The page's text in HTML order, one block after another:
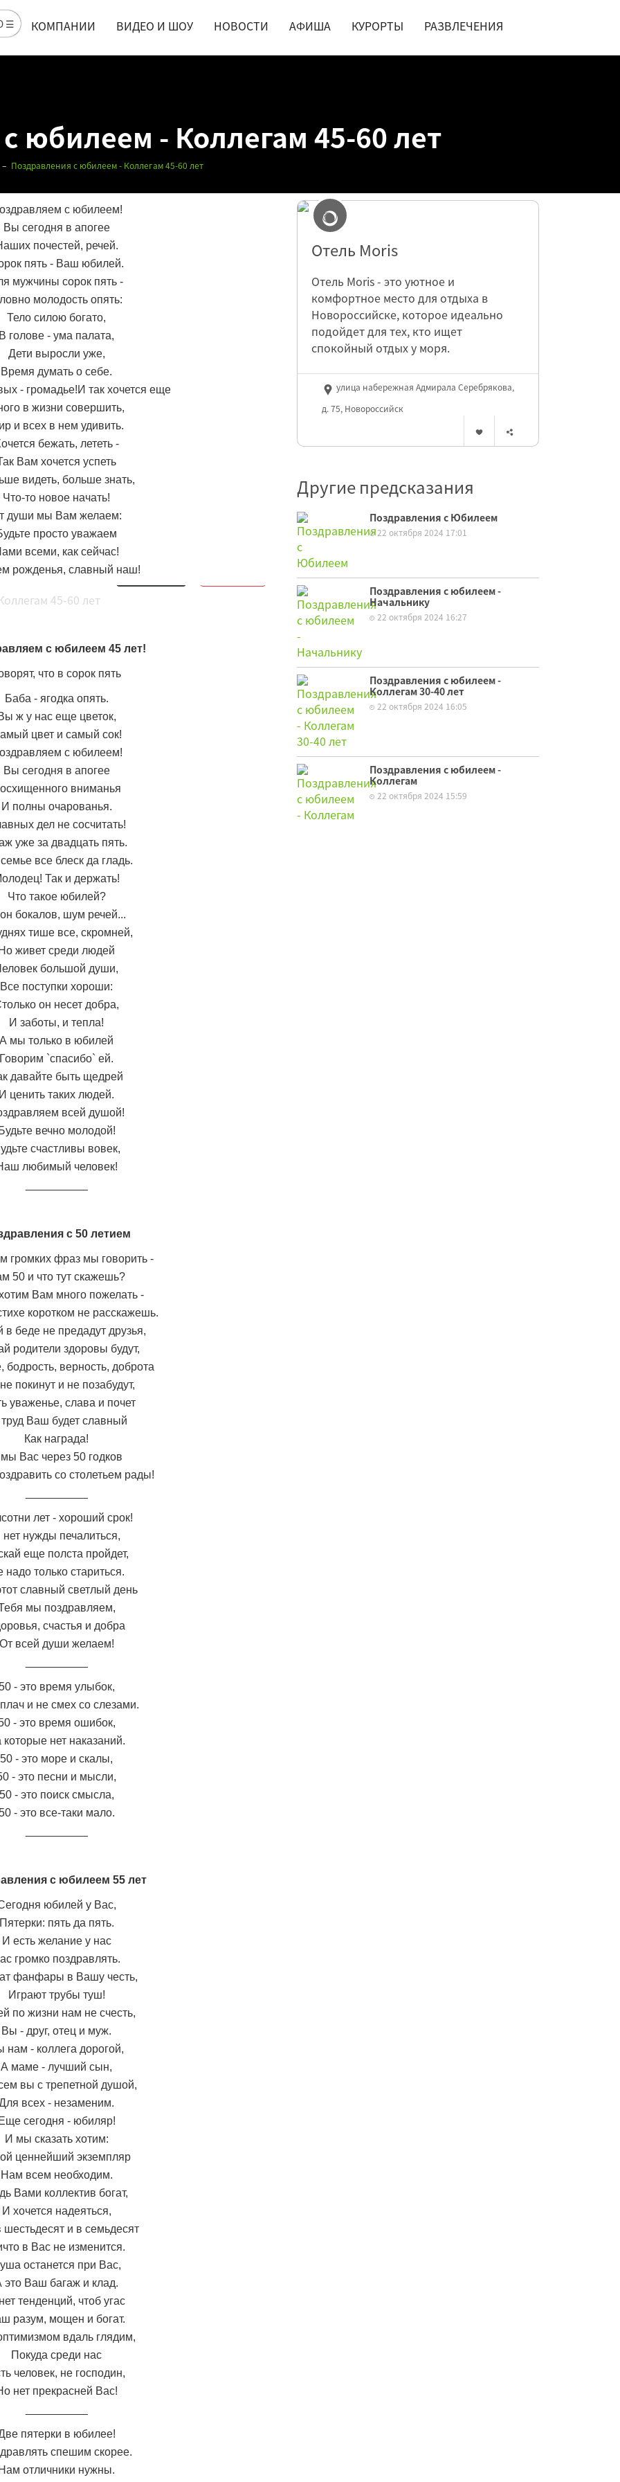
☰ КОМПАНИИ ВИДЕО И ШОУ НОВОСТИ АФИША КУРОРТЫ РАЗВЛЕЧЕНИЯ
юбилеем - Коллегам 45-60 лет
Поздравления с юбилеем - Коллегам 45-60 лет
с юбилеем!
Вы сегодня в апогее
почестей, речей.
пять - Ваш юбилей.
мужчины сорок пять -
молодость опять:
Тело силою богато,
В голове - ума палата,
Дети выросли уже,
Время думать о себе.
- громадье!И так хочется еще
в жизни совершить,
и всех в нем удивить.
бежать, лететь -
Вам хочется успеть
видеть, больше знать,
Что-то новое начать!
души мы Вам желаем:
просто уважаем
всеми, как сейчас!
рожденья, славный наш!
Обсудить
с юбилеем 45 лет!
что в сорок пять
Баба - ягодка опять.
ж у нас еще цветок,
цвет и самый сок!
с юбилеем!
Вы сегодня в апогее
вниманья
И полны очарованья.
дел не сосчитать!
уже за двадцать пять.
все блеск да гладь.
Так и держать!
Что такое юбилей?
бокалов, шум речей...
тише все, скромней,
Но живет среди людей
большой души,
Все поступки хороши:
он несет добра,
И заботы, и тепла!
А мы только в юбилей
Говорим `спасибо` ей.
давайте быть щедрей
И ценить таких людей.
всей душой!
Будьте вечно молодой!
счастливы вовек,
любимый человек!
с 50 летием
громких фраз мы говорить -
50 и что тут скажешь?
Вам много пожелать -
коротком не расскажешь.
в беде не предадут друзья,
родители здоровы будут,
бодрость, верность, доброта
покинут и не позабудут,
уваженье, слава и почет
Ваш будет славный
Как награда!
Вас через 50 годков
со столетьем рады!
лет - хороший срок!
нет нужды печалиться,
еще полста пройдет,
надо только стариться.
славный светлый день
мы поздравляем,
счастья и добра
От всей души желаем!
- это время улыбок,
и не смех со слезами.
- это время ошибок,
которые нет наказаний.
50 - это море и скалы,
- это песни и мысли,
50 - это поиск смысла,
- это все-таки мало.
с юбилеем 55 лет
юбилей у Вас,
Пятерки: пять да пять.
И есть желание у нас
громко поздравлять.
фанфары в Вашу честь,
Играют трубы туш!
по жизни нам не счесть,
Вы - друг, отец и муж.
нам - коллега дорогой,
А маме - лучший сын,
вы с трепетной душой,
всех - незаменим.
Еще сегодня - юбиляр!
И мы сказать хотим:
ценнейший экземпляр
Нам всем необходим.
Вами коллектив богат,
И хочется надеяться,
шестьдесят и в семьдесят
в Вас не изменится.
останется при Вас,
это Ваш багаж и клад.
тенденций, чтоб угас
разум, мощен и богат.
вдаль глядим,
Покуда среди нас
человек, не господин,
нет прекрасней Вас!
пятерки в юбилее!
спешим скорее.
Нам отличники нужны.
Отель Moris
Отель Moris - это уютное и
комфортное место для отдыха в
Новороссийске, которое идеально
подойдет для тех, кто ищет
спокойный отдых у моря.
улица набережная Адмирала Серебрякова,
д. 75, Новороссийск
Другие предсказания
Поздравления с Юбилеем
22 октября 2024 17:01
Поздравления с юбилеем -
Начальнику
22 октября 2024 16:27
Поздравления с юбилеем -
Коллегам 30-40 лет
22 октября 2024 16:05
Поздравления с юбилеем -
Коллегам
22 октября 2024 15:59